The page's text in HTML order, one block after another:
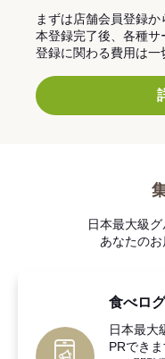
まずは店舗会員登録か
本登録完了後、各種サ
登録に関わる費用は一
日本最大級
あなたの
食べロ
日本最大
PRでき